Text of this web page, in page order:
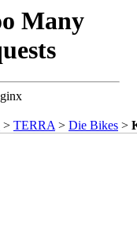
> TERRA > Die Bikes >